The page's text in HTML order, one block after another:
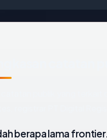
berapa lama